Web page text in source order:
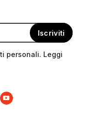
personali. Leggi